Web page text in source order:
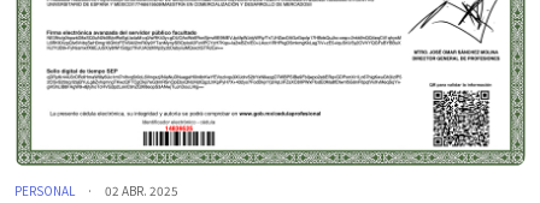
PERSONAL · 02 ABR. 2025